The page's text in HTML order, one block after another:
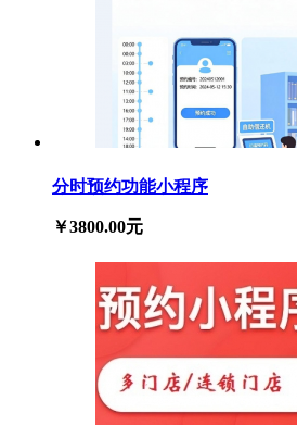
分时预约功能小程序
￥3800.00元